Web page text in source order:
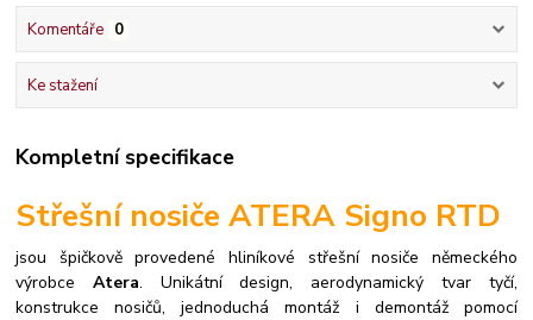
Komentáře 0
Ke stažení
Kompletní specifikace
Střešní nosiče ATERA Signo RTD
jsou špičkově provedené hliníkové střešní nosiče německého
výrobce Atera. Unikátní design, aerodynamický tvar tyčí,
konstrukce nosičů, jednoduchá montáž i demontáž pomocí